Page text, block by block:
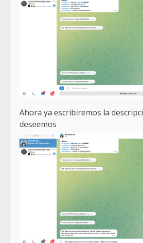
Ahora ya escribiremos la
deseemos